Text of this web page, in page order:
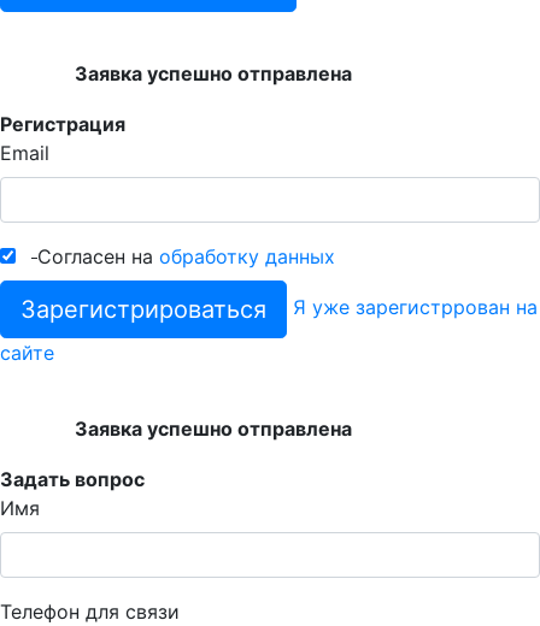
Заявка успешно отправлена
Регистрация
Email
Согласен на обработку данных
Зарегистрироваться
Я уже зарегистррован на
сайте
Заявка успешно отправлена
Задать вопрос
Имя
Телефон для связи